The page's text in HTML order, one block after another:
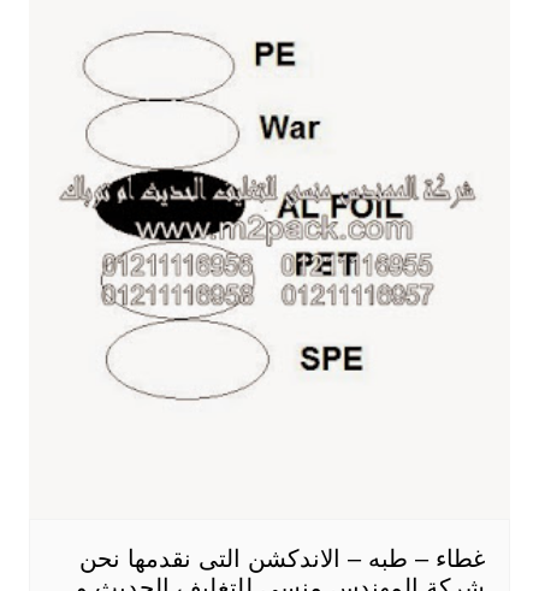
غطاء – طبه – الاندكشن التى نقدمها نحن